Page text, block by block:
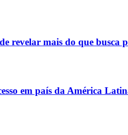
revelar mais do que busca
em país da América